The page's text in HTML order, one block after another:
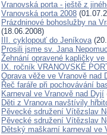
Vranovská porta - ještě z
Vranovská porta 2008
Prázdninové bohoslužby na
(18.06.2008)
III. cyklopouť do Jeníkova
Prosili jsme sv. Jana
Žehnání opravené kapličky
IX. ročník VRANOVSKÉ
Oprava věže ve Vranově nad
Řeč faráře při pochovávání
Karneval ve Vranově nad Dyjí
Děti z Vranova navštívily
Pěvecké sdružení Vítězslav
Pěvecké sdružení Vítězslav
Dětský maškarní karneval ve